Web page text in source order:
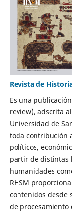
Revista de
Es una
review), adscrita
Universidad de
toda contribución
políticos,
partir de distintas
humanidades
RHSM
contenidos desde
de procesamiento